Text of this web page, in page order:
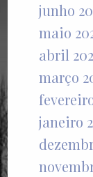
junho
maio
abril
março
janeiro